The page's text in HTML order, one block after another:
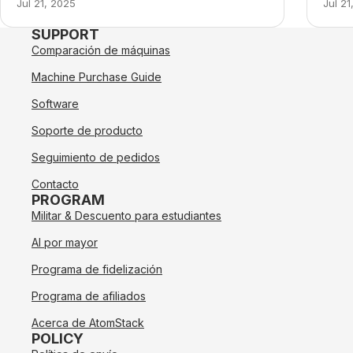
Jul 21, 2025 Jul
SUPPORT
Comparación de máquinas
Machine Purchase Guide
Software
Soporte de producto
Seguimiento de pedidos
Contacto
PROGRAM
Militar & Descuento para estudiantes
Al por mayor
Programa de fidelización
Programa de afiliados
Acerca de AtomStack
POLICY